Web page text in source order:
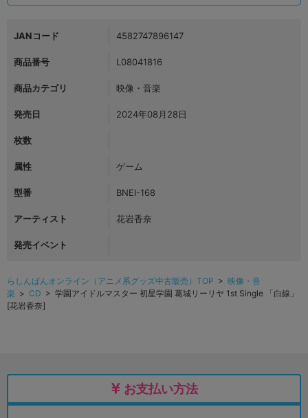
JANコード 4582747896147
商品番号 L08041816
商品カテゴリ 映像・音楽
発売日 2024年08月28日
枚数
属性 ゲーム
型番 BNEI-168
アーティスト 花岩香奈
発売イベント
らしんばんオンライン（アニメ系グッズ中古販売）TOP > 映像・音
楽 > CD > 学園アイドルマスター 初星学園 葛城リーリヤ 1st Single 「白線」
[花岩香奈]
お支払い方法